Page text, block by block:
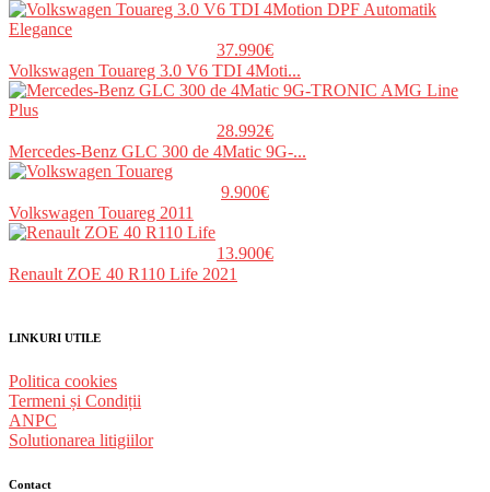
37.990€
Volkswagen Touareg 3.0 V6 TDI 4Moti...
28.992€
Mercedes-Benz GLC 300 de 4Matic 9G-...
9.900€
Volkswagen Touareg 2011
13.900€
Renault ZOE 40 R110 Life 2021
LINKURI UTILE
Politica cookies
Termeni și Condiții
ANPC
Solutionarea litigiilor
Contact